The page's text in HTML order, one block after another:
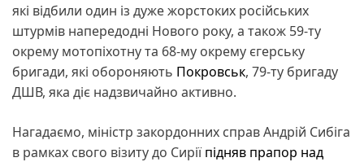
які відбили один із дуже жорстоких російських
штурмів напередодні Нового року, а також 59-ту
окрему мотопіхотну та 68-му окрему єгерську
бригади, які обороняють Покровськ, 79-ту бригаду
ДШВ, яка діє надзвичайно активно.
Нагадаємо, міністр закордонних справ Андрій Сибіга
в рамках свого візиту до Сиріїпідняв прапор над